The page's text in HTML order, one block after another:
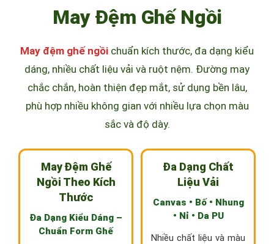
May Đệm Ghế Ngồi
May đệm ghế ngồi chuẩn kích thước, đa dạng kiểu
dáng, nhiều chất liệu vải và ruột nệm. Đường may
chắc chắn, hoàn thiện đẹp mắt, sử dụng bền lâu,
phù hợp nhiều không gian với nhiều lựa chọn màu
sắc và độ dày.
May Đệm Ghế
Ngồi Theo Kích
Thước
Đa Dạng Kiểu Dáng –
Chuẩn Form Ghế
Đa Dạng Chất
Liệu Vải
Canvas • Bố • Nhung
• Nỉ • Da PU
Nhiều chất liệu và màu